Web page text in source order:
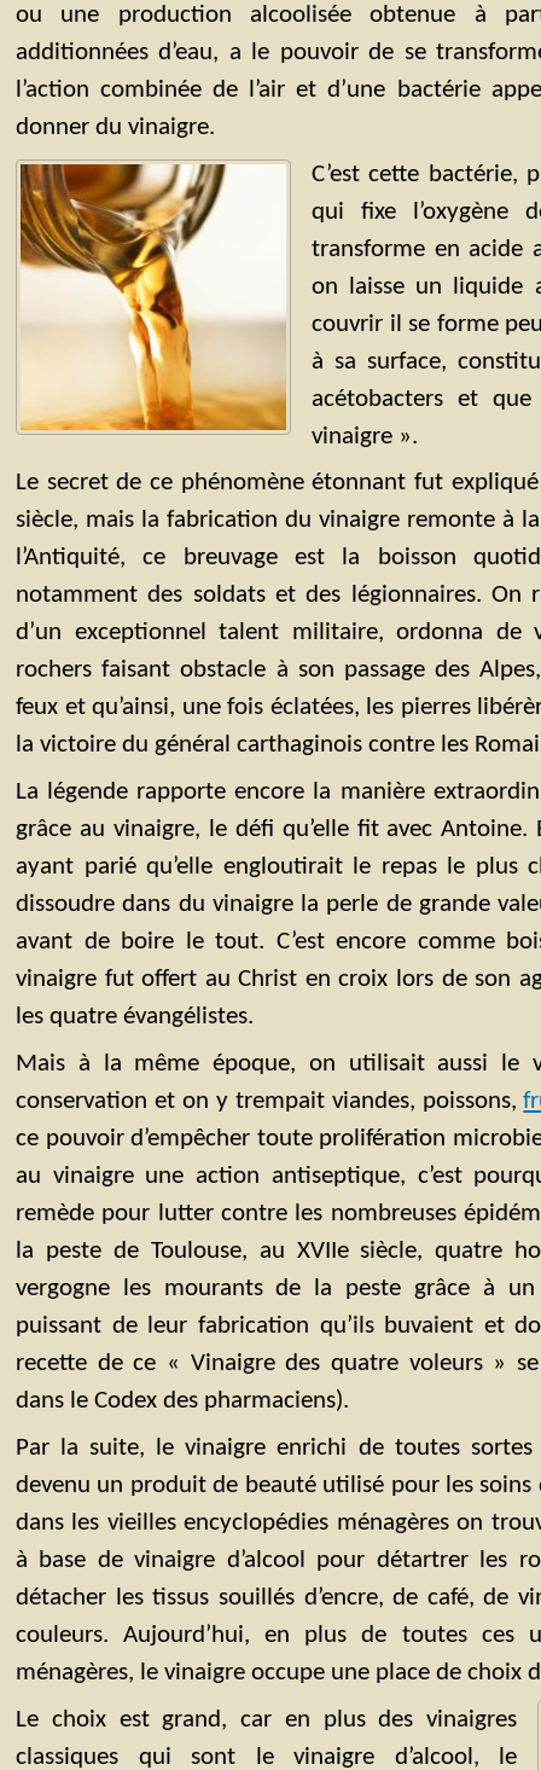
ou une production alcoolisée obtenue à
additionnées d’eau, a le pouvoir de se
l’action combinée de l’air et d’une bactérie
donner du vinaigre.
C’est cette bactérie,
qui fixe l’oxygène
transforme en acide
on laisse un liquide
couvrir il se forme
à sa surface,
acétobacters et
vinaigre ».
Le secret de ce phénomène étonnant fut
siècle, mais la fabrication du vinaigre remonte à
l’Antiquité, ce breuvage est la boisson
notamment des soldats et des légionnaires. On
d’un exceptionnel talent militaire, ordonna de
rochers faisant obstacle à son passage des
feux et qu’ainsi, une fois éclatées, les pierres
la victoire du général carthaginois contre les
La légende rapporte encore la manière
grâce au vinaigre, le défi qu’elle fit avec Antoine.
ayant parié qu’elle engloutirait le repas le plus
dissoudre dans du vinaigre la perle de grande
avant de boire le tout. C’est encore comme
vinaigre fut offert au Christ en croix lors de son
les quatre évangélistes.
Mais à la même époque, on utilisait aussi le
conservation et on y trempait viandes, poissons,
ce pouvoir d’empêcher toute prolifération
au vinaigre une action antiseptique, c’est
remède pour lutter contre les nombreuses
la peste de Toulouse, au XVIIe siècle, quatre
vergogne les mourants de la peste grâce à
puissant de leur fabrication qu’ils buvaient et
recette de ce « Vinaigre des quatre voleurs »
dans le Codex des pharmaciens).
Par la suite, le vinaigre enrichi de toutes sortes
devenu un produit de beauté utilisé pour les
dans les vieilles encyclopédies ménagères on
à base de vinaigre d’alcool pour détartrer les
détacher les tissus souillés d’encre, de café, de
couleurs. Aujourd’hui, en plus de toutes ces
ménagères, le vinaigre occupe une place de choix
Le choix est grand, car en plus des vinaigres
classiques qui sont le vinaigre d’alcool, le